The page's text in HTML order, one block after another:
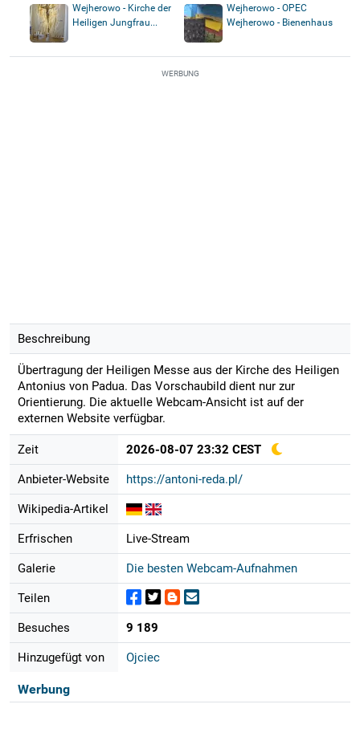
Wejherowo - Kirche der
Heiligen Jungfrau...
Wejherowo - OPEC
Wejherowo - Bienenhaus
WERBUNG
Beschreibung
Übertragung der Heiligen Messe aus der Kirche des Heiligen
Antonius von Padua. Das Vorschaubild dient nur zur
Orientierung. Die aktuelle Webcam-Ansicht ist auf der
externen Website verfügbar.
Zeit 2026-08-07 23:32 CEST
Anbieter-Website https://antoni-reda.pl/
Wikipedia-Artikel
Erfrischen Live-Stream
Galerie Die besten Webcam-Aufnahmen
Teilen
Besuches 9 189
Hinzugefügt von Ojciec
Werbung